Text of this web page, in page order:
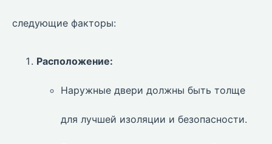
следующие факторы:
Расположение:
Наружные двери должны быть толще
для лучшей изоляции и безопасности.